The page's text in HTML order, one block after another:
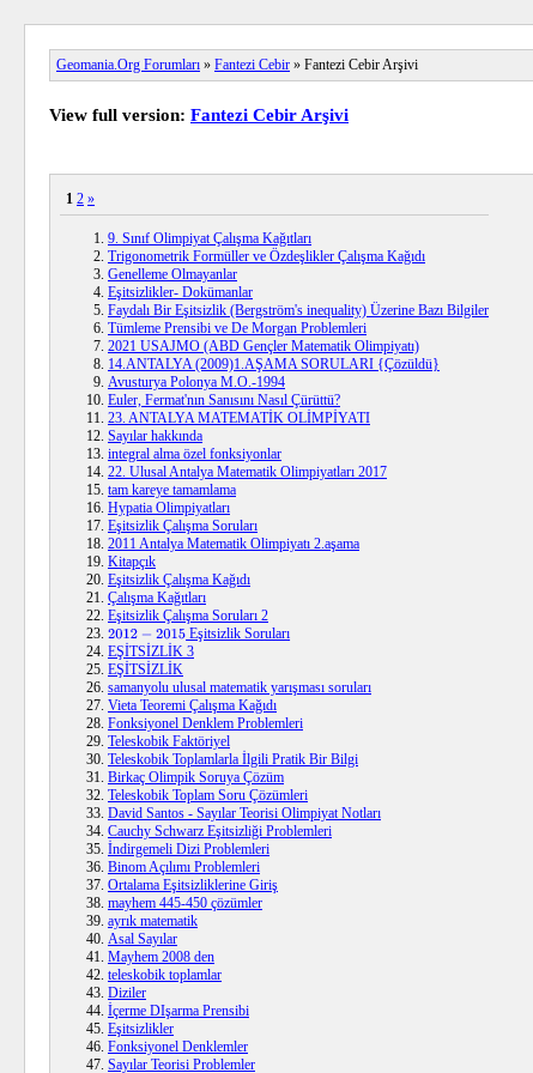
Geomania.Org Forumları » Fantezi Cebir » Fantezi Cebir Arşivi
View full version: Fantezi Cebir Arşivi
1 2 »
9. Sınıf Olimpiyat Çalışma Kağıtları
Trigonometrik Formüller ve Özdeşlikler Çalışma Kağıdı
Genelleme Olmayanlar
Eşitsizlikler- Dokümanlar
Faydalı Bir Eşitsizlik (Bergström's inequality) Üzerine Bazı Bilgiler
Tümleme Prensibi ve De Morgan Problemleri
2021 USAJMO (ABD Gençler Matematik Olimpiyatı)
14.ANTALYA (2009)1.AŞAMA SORULARI {Çözüldü}
Avusturya Polonya M.O.-1994
Euler, Fermat'nın Sanısını Nasıl Çürüttü?
23. ANTALYA MATEMATİK OLİMPİYATI
Sayılar hakkında
integral alma özel fonksiyonlar
22. Ulusal Antalya Matematik Olimpiyatları 2017
tam kareye tamamlama
Hypatia Olimpiyatları
Eşitsizlik Çalışma Soruları
2011 Antalya Matematik Olimpiyatı 2.aşama
Kitapçık
Eşitsizlik Çalışma Kağıdı
Çalışma Kağıtları
Eşitsizlik Çalışma Soruları 2
2012−2015
Eşitsizlik Soruları
EŞİTSİZLİK 3
EŞİTSİZLİK
samanyolu ulusal matematik yarışması soruları
Vieta Teoremi Çalışma Kağıdı
Fonksiyonel Denklem Problemleri
Teleskobik Faktöriyel
Teleskobik Toplamlarla İlgili Pratik Bir Bilgi
Birkaç Olimpik Soruya Çözüm
Teleskobik Toplam Soru Çözümleri
David Santos - Sayılar Teorisi Olimpiyat Notları
Cauchy Schwarz Eşitsizliği Problemleri
İndirgemeli Dizi Problemleri
Binom Açılımı Problemleri
Ortalama Eşitsizliklerine Giriş
mayhem 445-450 çözümler
ayrık matematik
Asal Sayılar
Mayhem 2008 den
teleskobik toplamlar
Diziler
İçerme DIşarma Prensibi
Eşitsizlikler
Fonksiyonel Denklemler
Sayılar Teorisi Problemler